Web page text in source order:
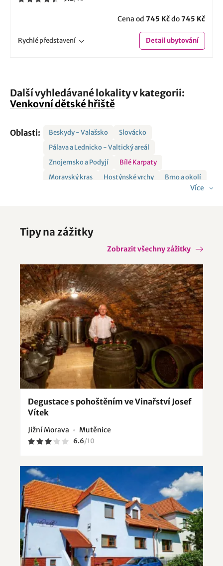
Cena od 745 Kčdo745 Kč
Rychlépředstavení Detailubytování
Další vyhledávané lokality v kategorii:
Venkovní dětské hřiště
Oblasti: Beskydy - Valašsko
Slovácko
Pálava a Lednicko - Valtický areál
Znojemsko a Podyjí
Bílé Karpaty
Moravský kras
Hostýnské vrchy
Brno a okolí
Více
Tipy na zážitky
Zobrazit všechny zážitky
Degustace s pohoštěním ve Vinařství Josef
Vítek
Jižní Morava Mutěnice
6.6/10